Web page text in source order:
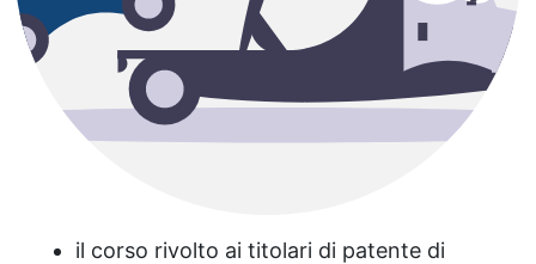
il corso rivolto ai titolari di patente di